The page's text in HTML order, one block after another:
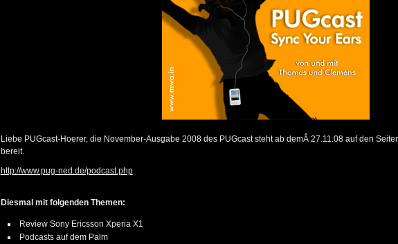
Liebe PUGcast-Hoerer, die November-Ausgabe 2008des PUGcast steht ab demÂ 27.11.08 auf den
bereit.
http://www.pug-ned.de/podcast.php
Diesmal mit folgenden Themen:
Review Sony Ericsson Xperia X1
Podcasts auf dem Palm